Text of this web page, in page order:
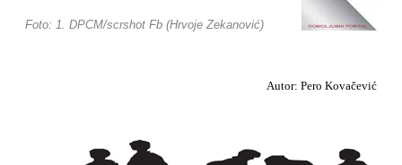
Foto: 1. DPCM/scrshot Fb (Hrvoje Zekanović)
Autor: Pero Kovačević